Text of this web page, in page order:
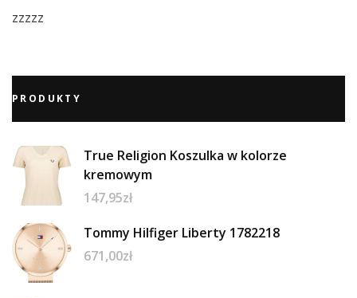
zzzzz
PRODUKTY
True Religion Koszulka w kolorze
kremowym
147,95zł
Tommy Hilfiger Liberty 1782218
671,00zł